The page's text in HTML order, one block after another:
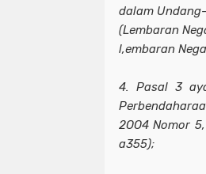
dalam
(Lembaran
l,embaran
4. Pasal 3
2OO4 Nomor
a355);